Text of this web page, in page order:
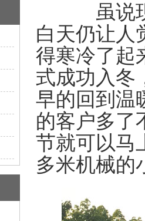
虽说现在
白天仍让人
得寒冷了起
式成功入冬
早的回到温
的客户多了
节就可以马
多米机械的